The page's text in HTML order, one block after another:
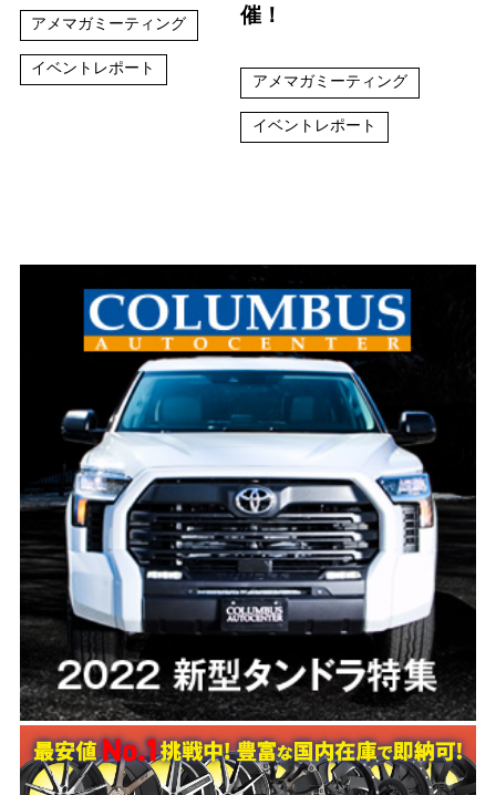
アメマガミーティング
イベントレポート
催！
アメマガミーティング
イベントレポート